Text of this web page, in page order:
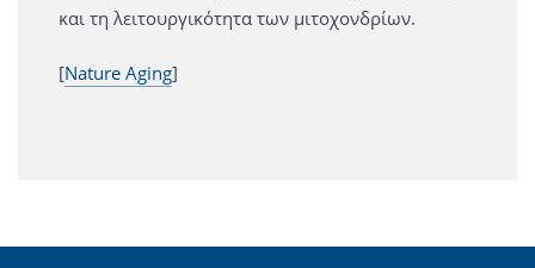
και τη λειτουργικότητα των μιτοχονδρίων.
[Nature Aging]